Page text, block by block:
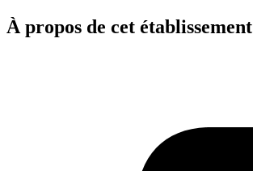
À propos de cet établissement